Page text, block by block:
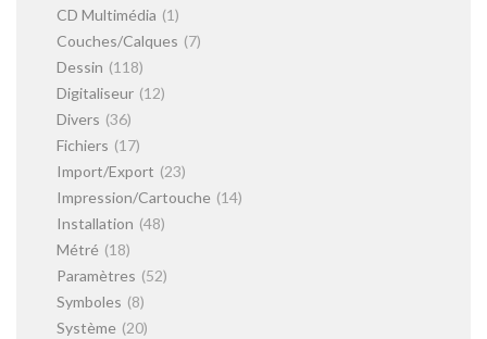
CD Multimédia (1)
Couches/Calques (7)
Dessin (118)
Digitaliseur (12)
Divers (36)
Fichiers (17)
Import/Export (23)
Impression/Cartouche (14)
Installation (48)
Métré (18)
Paramètres (52)
Symboles (8)
Système (20)